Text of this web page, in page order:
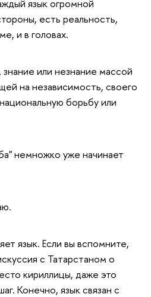
язык огромной
есть реальность,
и в головах.
или незнание массой
на независимость, своего
борьбу или
немножко уже начинает
язык. Если вы вспомните,
с Татарстаном о
кириллицы, даже это
Конечно, язык связан с